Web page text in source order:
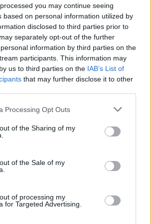
you may continue seeing
based on personal information utilized by
disclosed to third parties prior to
separately opt-out of the further
information by third parties on the
participants. This information may
us to third parties on the IAB’s List of
that may further disclose it to other
website/app uses one or more Google
or usage behaviour. You may click to
to Google and its third-party tags to
specified purposes in below Google
Processing Opt Outs
of the Sharing of my
of the Sale of my
of processing my
for Targeted Advertising.
της Ισλαμικής Επανάστασης
περίπου 190.000 ανδρών που υπάγεται
θρησκευτικό ηγέτη της χώρας, τον
της Επανάστασης έχουν ως κύρια
το καθεστώς και τον ανώτατο
τακτικός ιρανικός στρατός, με περίπου
δεν έχει τις καλύτερες σχέσεις με το
Οι κληρικοί ευνοούσαν κυρίως τους
σημειώνει ο κ. Μπαλτζώης.
κυρίως για την εσωτερική ασφάλεια
μια παραστρατιωτική οργάνωση
όταν υπάρχουν εξεγέρσεις.
τις “βρόμικες δουλειές” του